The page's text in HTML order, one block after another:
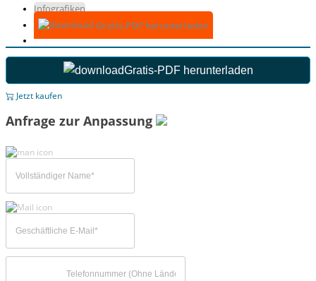
Infografiken
Gratis-PDF herunterladen
Gratis-PDF herunterladen
Jetzt kaufen
Anfrage zur Anpassung